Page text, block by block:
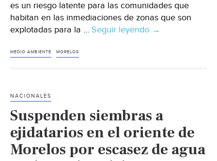
es un riesgo latente para las comunidades que
habitan en las inmediaciones de zonas que son
explotadas para la … Seguir leyendo Dañan
(Remamx)
→
MEDIO AMBIENTE MORELOS
NACIONALES
Suspenden siembras a
ejidatarios en el oriente de
Morelos por escasez de agua